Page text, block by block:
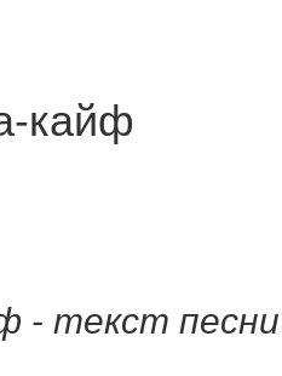
кайф
- текст песни